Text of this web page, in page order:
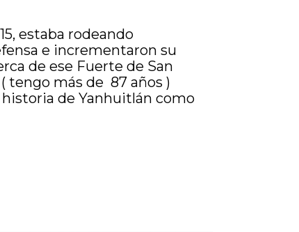
estaba rodeando
e incrementaron su
de ese Fuerte de San
tengo más de 87 años )
de Yanhuitlán como